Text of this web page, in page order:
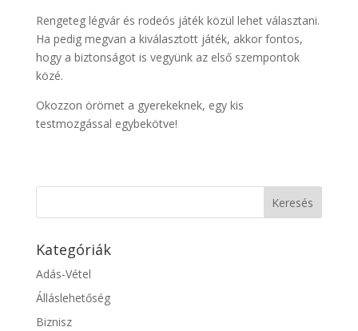
Rengeteg légvár és rodeós játék közül lehet választani.
Ha pedig megvan a kiválasztott játék, akkor fontos,
hogy a biztonságot is vegyünk az első szempontok
közé.
Okozzon örömet a gyerekeknek, egy kis
testmozgással egybekötve!
Kategóriák
Adás-Vétel
Álláslehetőség
Biznisz